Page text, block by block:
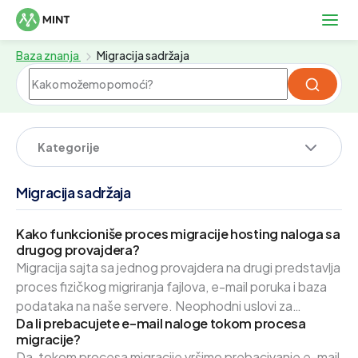
Baza znanja Migracija sadržaja
Migracija sadržaja
Kako funkcioniše proces migracije hosting naloga sa
drugog provajdera?
Migracija sajta sa jednog provajdera na drugi predstavlja
proces fizičkog migriranja fajlova, e-mail poruka i baza
podataka na naše servere. Neophodni uslovi za
migraciju Kako bi se migracija hosting naloga mogla
obaviti - neophodno je: Dostaviti pristupne podatke
Da li prebacujete e-mail naloge tokom procesa
migracije?
Kategorije